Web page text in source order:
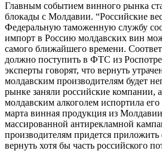
Главным событием винного рынка
блокады с Молдавии. “Российские
Федеральную таможенную службу
импорт в Россию молдавских вин
самого ближайшего времени.
должно поступить в ФТС из
эксперты говорят, что вернуть
молдавским производителям будет
рынке заняли российские компании,
молдавским алкоголем испортила
марта винная продукция из Молдавии
массированной антирекламной
производителям придется
вернуть хотя бы часть российского